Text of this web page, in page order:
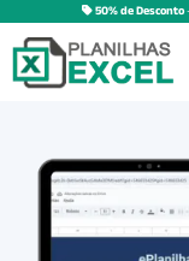
50% de Desconto